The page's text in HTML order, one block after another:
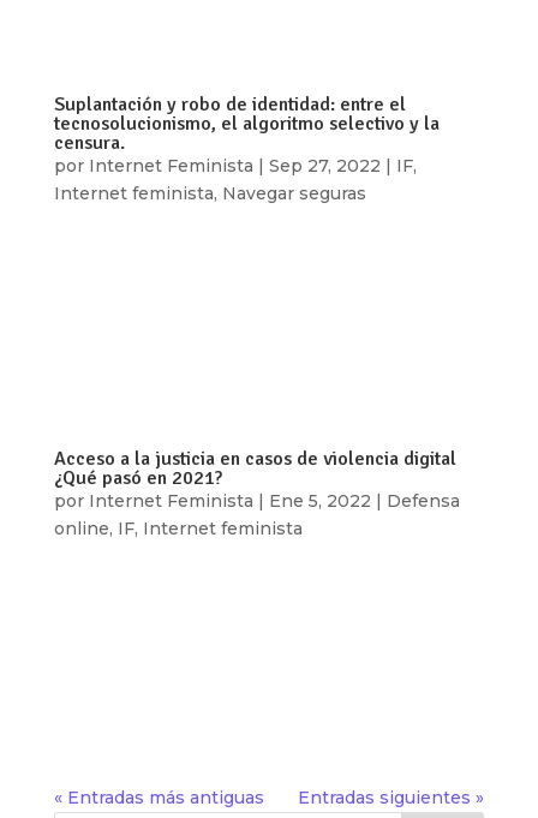
Suplantación y robo de identidad: entre el
tecnosolucionismo, el algoritmo selectivo y la
censura.
por Internet Feminista | Sep 27, 2022 | IF,
Internet feminista, Navegar seguras
Acceso a la justicia en casos de violencia digital
¿Qué pasó en 2021?
por Internet Feminista | Ene 5, 2022 | Defensa
online, IF, Internet feminista
« Entradas más antiguas
Entradas siguientes »